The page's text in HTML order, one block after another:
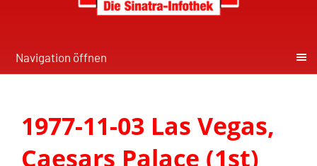
Navigation öffnen
1977-11-03 Las Vegas,
Caesars Palace (1st)